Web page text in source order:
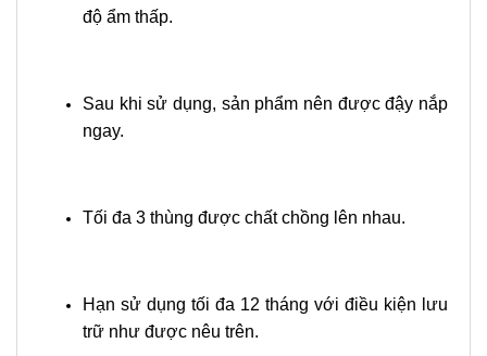
độ ẩm thấp.
Sau khi sử dụng, sản phẩm nên được đậy nắp
ngay.
Tối đa 3 thùng được chất chồng lên nhau.
Hạn sử dụng tối đa 12 tháng với điều kiện lưu
trữ như được nêu trên.